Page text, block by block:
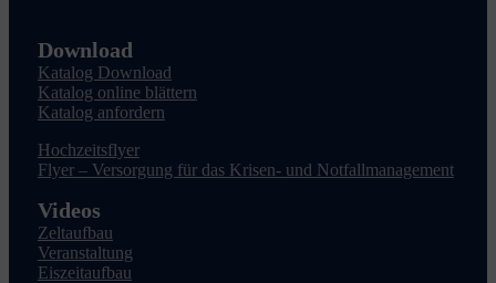
Download
Katalog Download
Katalog online blättern
Katalog anfordern
Hochzeitsflyer
Flyer – Versorgung für das Krisen- und Notfallmanagement
Videos
Zeltaufbau
Veranstaltung
Eiszeitaufbau